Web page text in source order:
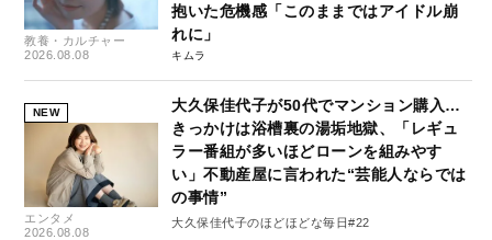
教養・カルチャー
2026.08.08
抱いた危機感「このままではアイドル崩
れに」
キムラ
NEW
エンタメ
2026.08.08
大久保佳代子が50代でマンション購入…
きっかけは浴槽裏の湯垢地獄、「レギュ
ラー番組が多いほどローンを組みやす
い」不動産屋に言われた“芸能人ならでは
の事情”
大久保佳代子のほどほどな毎日#22